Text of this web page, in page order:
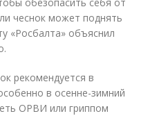
чеснок может поднять
«Росбалта» объяснил
рекомендуется в
в осенне-зимний
ОРВИ или гриппом